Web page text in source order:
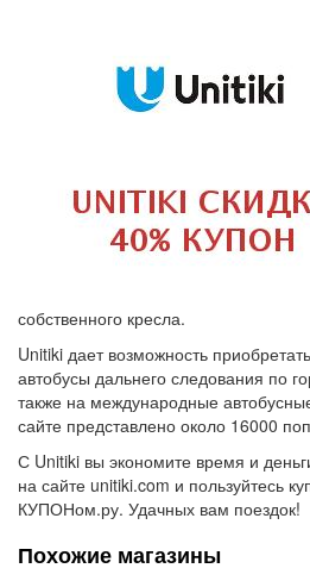
собственного кресла.
Unitiki дает возможность
автобусы дальнего следования по
также на международные
сайте представлено около 16000
С Unitiki вы экономите время и
на сайте unitiki.com и пользуйтесь
КУПОНом.ру. Удачных вам поездок!
Похожие магазины